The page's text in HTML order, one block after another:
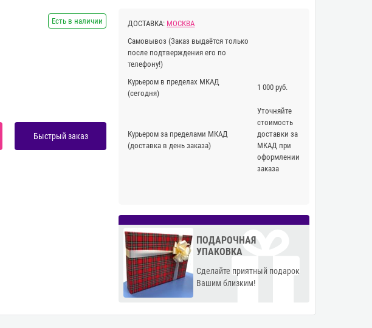
Есть в наличии
Быстрый заказ
ДОСТАВКА: МОСКВА
Самовывоз (Заказ выдаётся только
после подтверждения его по
телефону!)
Курьером в пределах МКАД
(сегодня)
1 000 руб.
Курьером за пределами МКАД
(доставка в день заказа)
Уточняйте
стоимость
доставки за
МКАД при
оформлении
заказа
ПОДАРОЧНАЯ
УПАКОВКА
Сделайте приятный подарок
Вашим близким!